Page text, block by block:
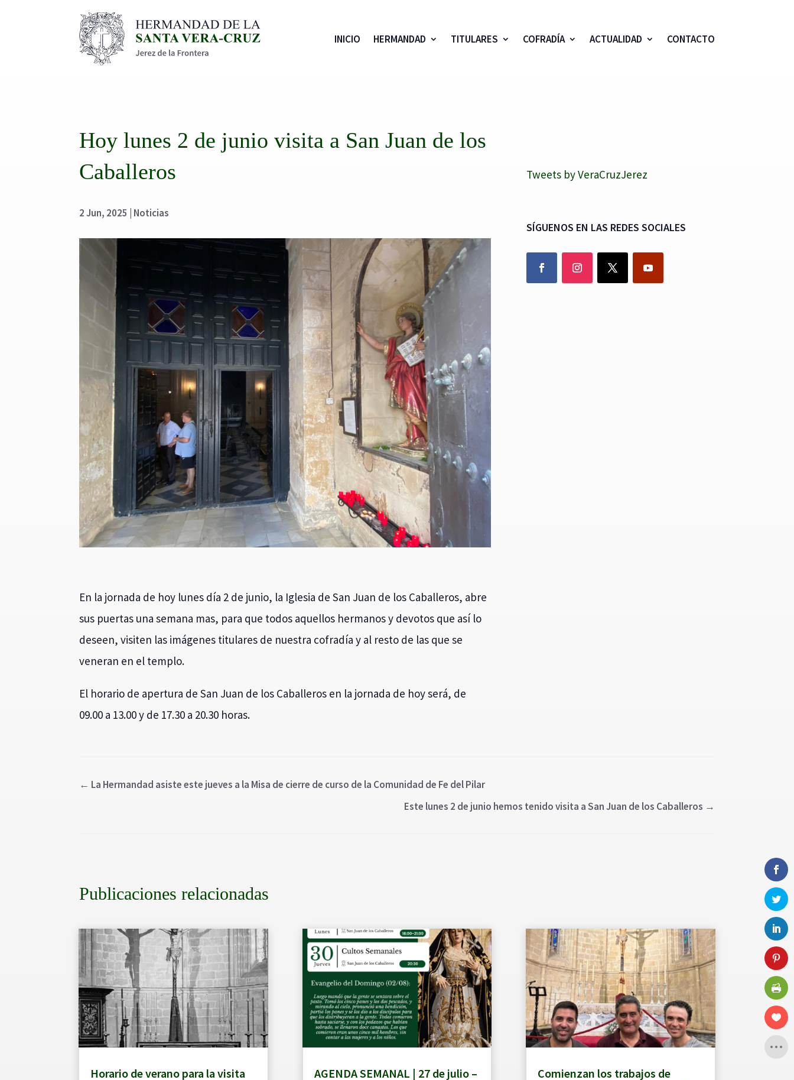
INICIO HERMANDAD TITULARES COFRADÍA ACTUALIDAD CONTACTO
Hoy lunes 2 de junio visita a San Juan de los
Caballeros
2 Jun, 2025 Noticias
En la jornada de hoy lunes día 2 de junio, la Iglesia de San Juan de los Caballeros, abre
sus puertas una semana mas, para que todos aquellos hermanos y devotos que así lo
deseen, visiten las imágenes titulares de nuestra cofradía y al resto de las que se
veneran en el templo.
El horario de apertura de San Juan de los Caballeros en la jornada de hoy será, de
09.00 a 13.00 y de 17.30 a 20.30 horas.
Tweets by VeraCruzJerez
SÍGUENOS EN LAS REDES SOCIALES
← La Hermandad asiste este jueves a la Misa de cierre de curso de la Comunidad de Fe del Pilar
Este lunes 2 de junio hemos tenido visita a San Juan de los Caballeros →
Publicaciones relacionadas
Horario de verano para la visita
AGENDA SEMANAL | 27 de julio –
Comienzan los trabajos de